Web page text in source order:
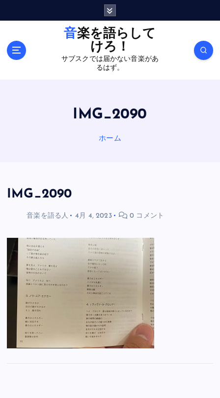
音楽を語らして
けろ！
サブスクでは届かない音楽があ
るはず。
IMG_2090
ホーム
IMG_2090
音楽を語る人 4月 4, 2023 0 コメント